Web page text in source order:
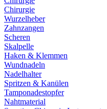
Chirurgie
Wurzelheber
Zahnzangen
Scheren
Skalpelle
Haken & Klemmen
Wundnadeln
Nadelhalter
Spritzen & Kanülen
Tamponadestopfer
Nahtmaterial